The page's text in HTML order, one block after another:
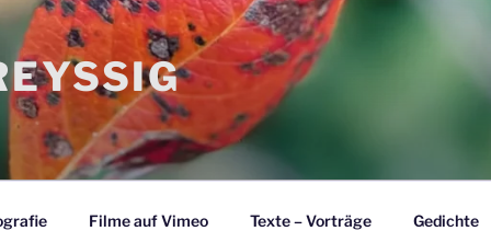
Filme auf Vimeo Texte – Vorträge Gedichte